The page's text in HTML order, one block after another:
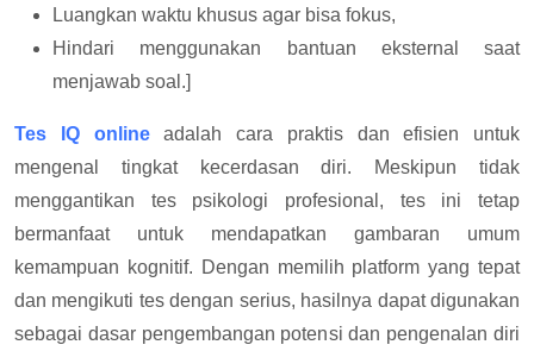
Luangkan waktu khusus agar bisa fokus,
Hindari menggunakan bantuan eksternal saat
menjawab soal.]
Tes IQ onlineadalah cara praktis dan efisien untuk
mengenal tingkat kecerdasan diri. Meskipun tidak
menggantikan tes psikologi profesional, tes ini tetap
bermanfaat untuk mendapatkan gambaran umum
kemampuan kognitif. Dengan memilih platform yang tepat
dan mengikuti tes dengan serius, hasilnya dapat digunakan
sebagai dasar pengembangan potensi dan pengenalan diri